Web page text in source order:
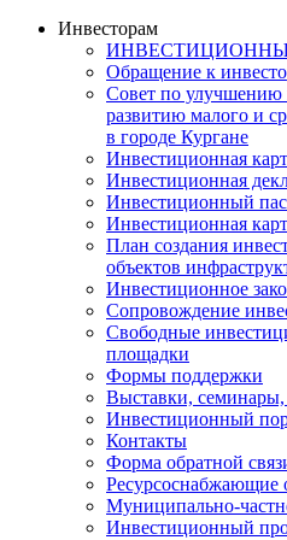
Инвесторам
Обращение к
Совет по улучшению
развитию малого и
в городе Кургане
Инвестиционная
Инвестиционная
Инвестиционный
Инвестиционная
План создания
объектов
Инвестиционное
Сопровождение
Свободные
площадки
Формы поддержки
Выставки,
Инвестиционный
Контакты
Форма обратной
Ресурсоснабжающие
Муниципально-
Инвестиционный